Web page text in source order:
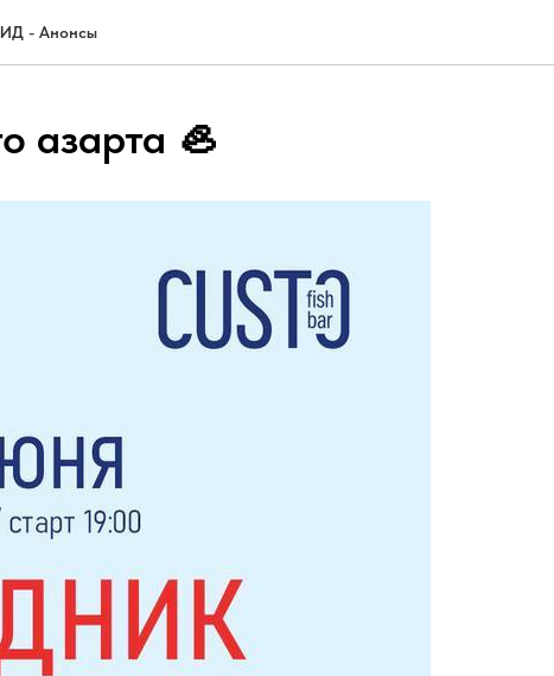
- Анонсы
азарта 🦪